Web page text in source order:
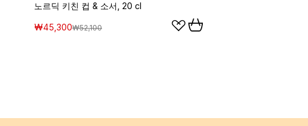
노르딕 키친 컵 & 소서, 20 cl
₩45,300₩52,100